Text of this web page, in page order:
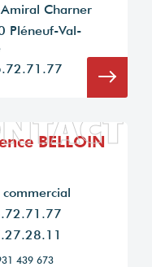
Charner
Pléneuf-Val-
BELLOIN
439 673